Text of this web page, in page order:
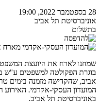
28 בספטמבר 2022, 19:00
אוניברסיטת תל אביב
בתשלום
שמחנו לארח את היועצת
בוגרת הפקולטה למשפטים ע"ש
אביב, שהקדישה מזמנה בימים
באוניברסיטת תל אביב.